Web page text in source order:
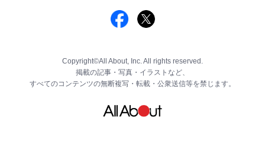
Copyright©All About, Inc. All rights reserved.
掲載の記事・写真・イラストなど、
すべてのコンテンツの無断複写・転載・公衆送信等を禁じます。